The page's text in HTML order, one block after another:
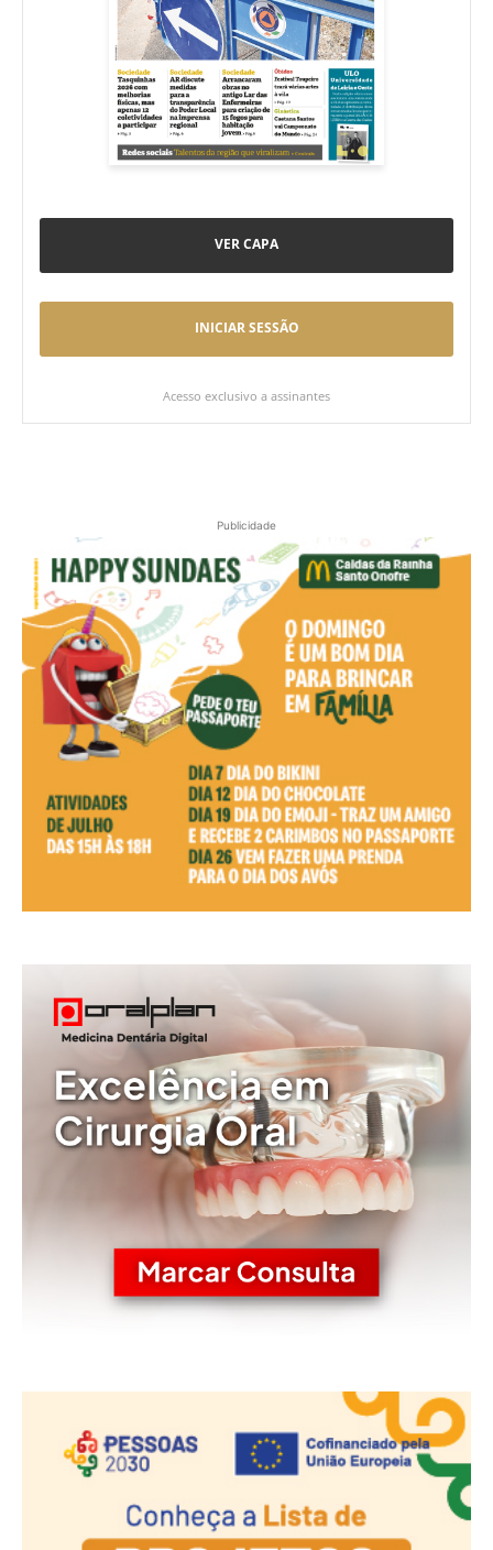
VER CAPA
INICIAR SESSÃO
Acesso exclusivo a assinantes
Publicidade